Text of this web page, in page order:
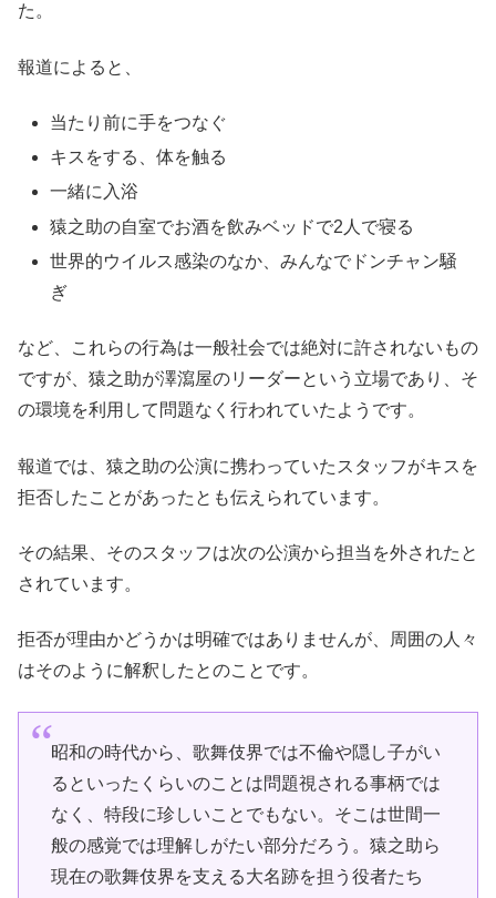
た。
報道によると、
当たり前に手をつなぐ
キスをする、体を触る
一緒に入浴
猿之助の自室でお酒を飲みベッドで2人で寝る
世界的ウイルス感染のなか、みんなでドンチャン騒
ぎ
など、これらの行為は一般社会では絶対に許されないもの
ですが、猿之助が澤瀉屋のリーダーという立場であり、そ
の環境を利用して問題なく行われていたようです。
報道では、猿之助の公演に携わっていたスタッフがキスを
拒否したことがあったとも伝えられています。
その結果、そのスタッフは次の公演から担当を外されたと
されています。
拒否が理由かどうかは明確ではありませんが、周囲の人々
はそのように解釈したとのことです。
昭和の時代から、歌舞伎界では不倫や隠し子がい
るといったくらいのことは問題視される事柄では
なく、特段に珍しいことでもない。そこは世間一
般の感覚では理解しがたい部分だろう。猿之助ら
現在の歌舞伎界を支える大名跡を担う役者たち